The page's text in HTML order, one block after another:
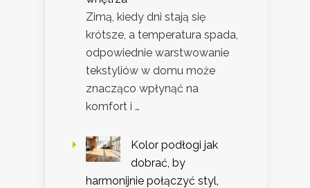
Zimą, kiedy dni stają się
krótsze, a temperatura spada,
odpowiednie warstwowanie
tekstyliów w domu może
znacząco wpłynąć na
komfort i …
Kolor podłogi jak
dobrać, by
harmonijnie połączyć styl,